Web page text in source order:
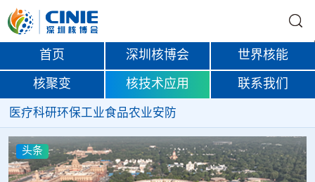
首页 深圳核博会 世界核能
核聚变 核技术应用 联系我们
医疗科研环保工业食品农业安防
头条